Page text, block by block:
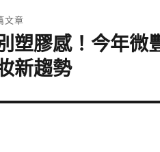
文章
塑膠感！今年微
新趨勢